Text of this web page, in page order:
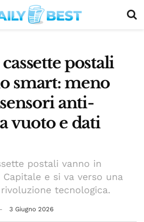
postali
smart: meno
anti-
vuoto e dati
postali vanno in
e si va verso una
tecnologica.
3 Giugno 2026